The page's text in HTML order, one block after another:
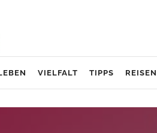
VIELFALT TIPPS